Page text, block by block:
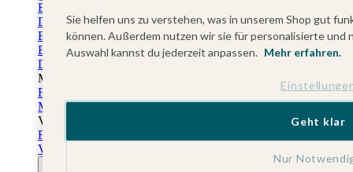
Einladungskarten Jugendweihe
Dankeskarten Jugendweihe
Einschulungskarten
Einladungskarten Einschulung
Danksagung Einschulung
Muttertag
Fotogeschenke Muttertag
Muttertagskarten
Vatertag
Fotogeschenke Vatertag
Vatertagskarten
Sie helfen uns zu verstehen, was in unserem Shop gut
können. Außerdem nutzen wir sie für personalisierte
Auswahl kannst du jederzeit anpassen. Mehr erfahren.
Nur
Geht klar